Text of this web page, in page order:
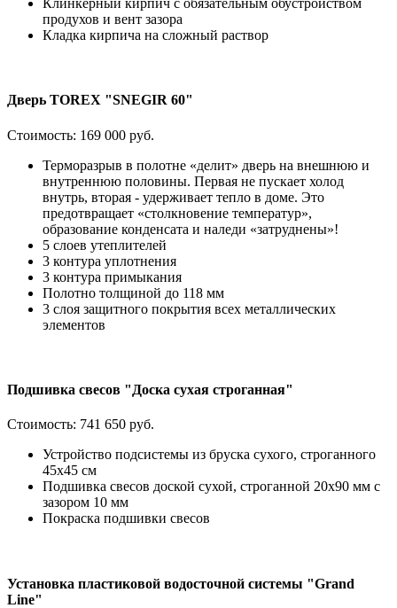
Клинкерный кирпич с обязательным обустройством
продухов и вент зазора
Кладка кирпича на сложный раствор
Дверь TOREX "SNEGIR 60"
Стоимость: 169 000 руб.
Терморазрыв в полотне «делит» дверь на внешнюю и
внутреннюю половины. Первая не пускает холод
внутрь, вторая - удерживает тепло в доме. Это
предотвращает «столкновение температур»,
образование конденсата и наледи «затруднены»!
5 слоев утеплителей
3 контура уплотнения
3 контура примыкания
Полотно толщиной до 118 мм
3 слоя защитного покрытия всех металлических
элементов
Подшивка свесов "Доска сухая строганная"
Стоимость: 741 650 руб.
Устройство подсистемы из бруска сухого, строганного
45х45 см
Подшивка свесов доской сухой, строганной 20х90 мм с
зазором 10 мм
Покраска подшивки свесов
Установка пластиковой водосточной системы "Grand
Line"